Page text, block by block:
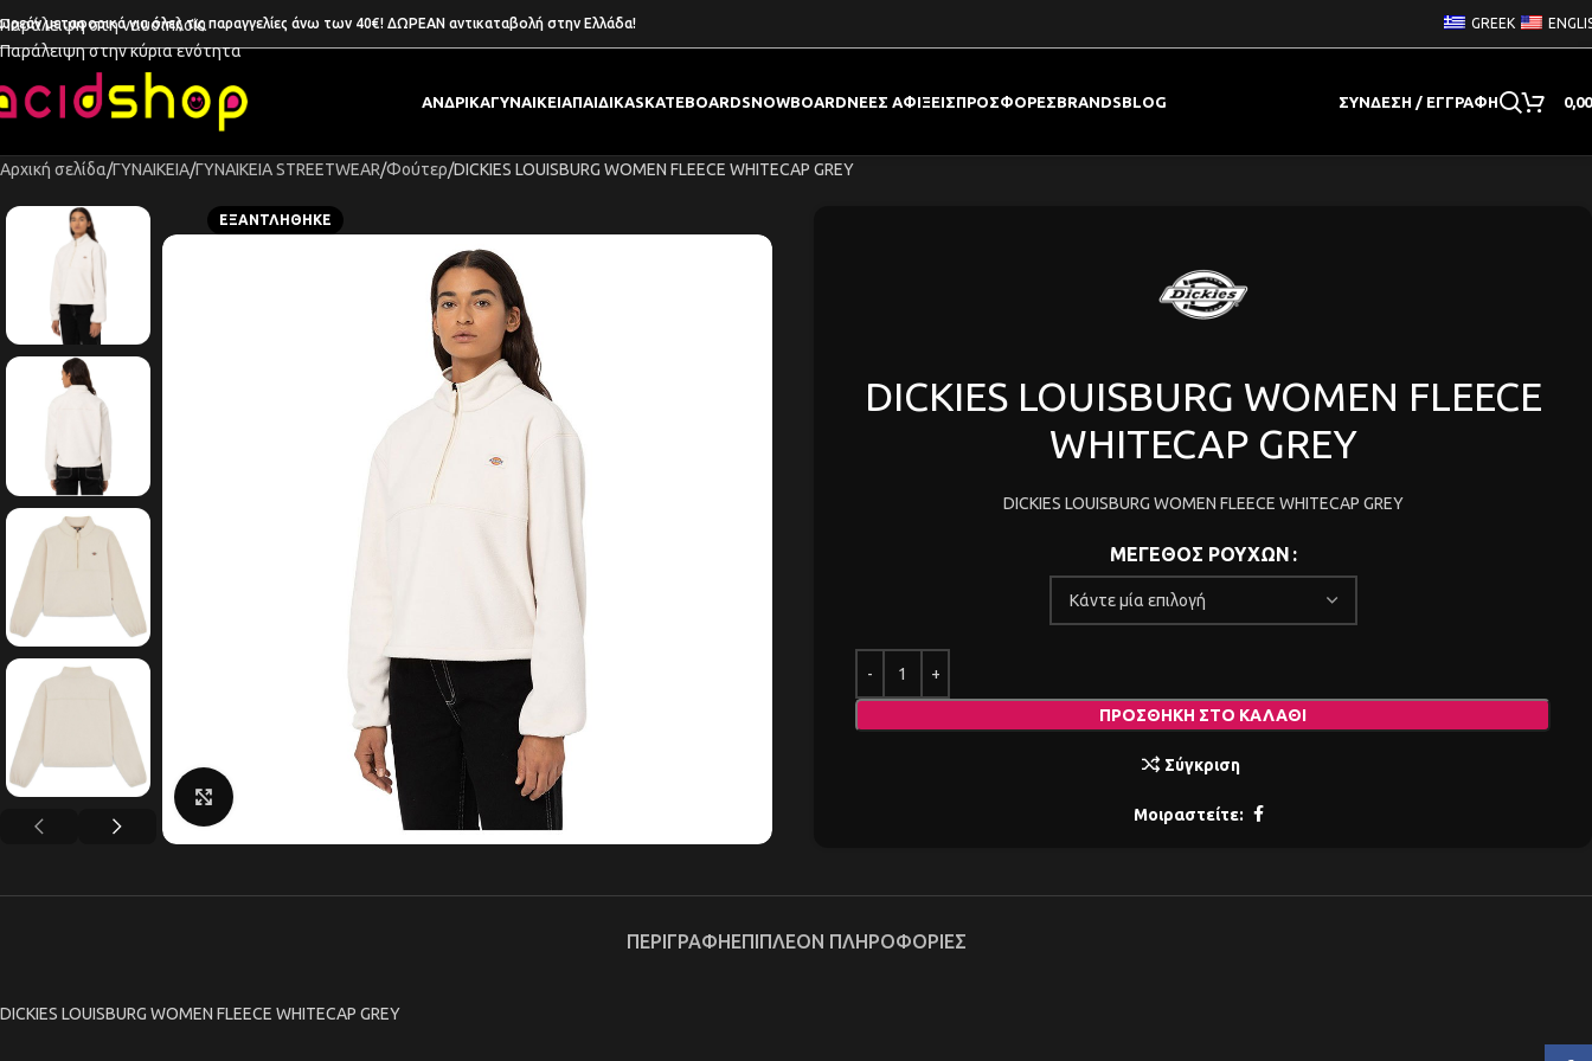
Παράλειψη στη ναυσιπλοΐα
Παράλειψη στην κύρια ενότητα
μεταφορικά για όλες τις παραγγελίες άνω των 40€! ΔΩΡΕΑΝ αντικαταβολή στην Ελλάδα! GREEK
ΑΝΔΡΙΚΑΓΥΝΑΙΚΕΙΑΠΑΙΔΙΚΑSKATEBOARDSNOWBOARDΝΕΕΣ ΑΦΙΞΕΙΣΠΡΟΣΦΟΡΕΣBRANDSBLOG ΣΎΝΔΕΣΗ / ΕΓΓΡΑΦΉ
Αρχική σελίδα ΓΥΝΑΙΚΕΙΑ ΓΥΝΑΙΚΕΙΑ STREETWEAR Φούτερ DICKIES LOUISBURG WOMEN FLEECE WHITECAP GREY
ΕΞΑΝΤΛΉΘΗΚΕ
Κάντε κλικ για μεγέθυνση
DICKIES LOUISBURG WOMEN FLEECE
WHITECAP GREY
DICKIES LOUISBURG WOMEN FLEECE WHITECAP GREY
ΜΕΓΕΘΟΣ ΡΟΥΧΩΝ
ΠΡΟΣΘΉΚΗ ΣΤΟ ΚΑΛΆΘΙ
Σύγκριση
Μοιραστείτε:
ΠΕΡΙΓΡΑΦΉΕΠΙΠΛΈΟΝ ΠΛΗΡΟΦΟΡΊΕΣ
DICKIES LOUISBURG WOMEN FLEECE WHITECAP GREY